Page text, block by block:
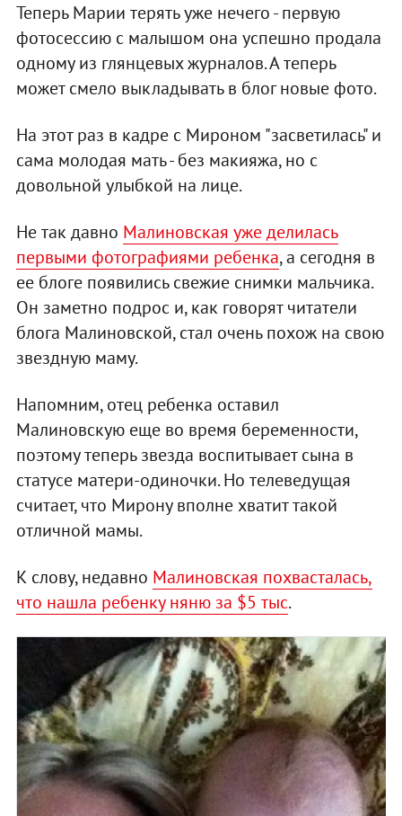
Теперь Марии терять уже нечего - первую
фотосессию с малышом она успешно продала
одному из глянцевых журналов. А теперь
может смело выкладывать в блог новые фото.
На этот раз в кадре с Мироном "засветилась" и
сама молодая мать - без макияжа, но с
довольной улыбкой на лице.
Не так давно Малиновская уже делилась
первыми фотографиями ребенка, а сегодня в
ее блоге появились свежие снимки мальчика.
Он заметно подрос и, как говорят читатели
блога Малиновской, стал очень похож на свою
звездную маму.
Напомним, отец ребенка оставил
Малиновскую еще во время беременности,
поэтому теперь звезда воспитывает сына в
статусе матери-одиночки. Но телеведущая
считает, что Мирону вполне хватит такой
отличной мамы.
К слову, недавно Малиновская похвасталась,
что нашла ребенку няню за $5 тыс.